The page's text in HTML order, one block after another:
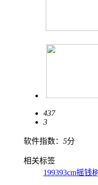
437
3
软件指数： 5分
相关标签
199393cm摇钱